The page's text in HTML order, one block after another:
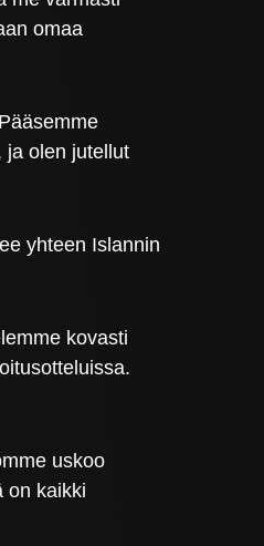
omaa
ja olen jutellut
yhteen Islannin
kovasti
uskoo
on kaikki